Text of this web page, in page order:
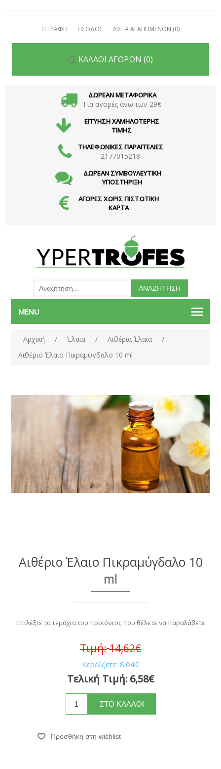
ΕΓΓΡΑΦΗ ΕΙΣΟΔΟΣ ΛΙΣΤΑ ΑΓΑΠΗΜΕΝΩΝ (0)
ΚΑΛΑΘΙ ΑΓΟΡΩΝ (0)
ΔΩΡΕΑΝ ΜΕΤΑΦΟΡΙΚΑ
Για αγορές άνω των 29€
ΕΓΓΥΗΣΗ ΧΑΜΗΛΟΤΕΡΗΣ
ΤΙΜΗΣ
ΤΗΛΕΦΩΝΙΚΕΣ ΠΑΡΑΓΓΕΛΙΕΣ
2177015218
ΔΩΡΕΑΝ ΣΥΜΒΟΥΛΕΥΤΙΚΗ
ΥΠΟΣΤΗΡΙΞΗ
ΑΓΟΡΕΣ ΧΩΡΙΣ ΠΙΣΤΩΤΙΚΗ
ΚΑΡΤΑ
MENU
Αρχική / Έλαια / Αιθέρια Έλαια
/
Αιθέριο Έλαιο Πικραμύγδαλο 10 ml
Αιθέριο Έλαιο Πικραμύγδαλο 10
ml
Επιλέξτε τα τεμάχια του προϊόντος που θέλετε να παραλάβετε
Τιμή:14,62€
Κερδίζετε: 8.04€
Τελική Τιμή: 6,58€